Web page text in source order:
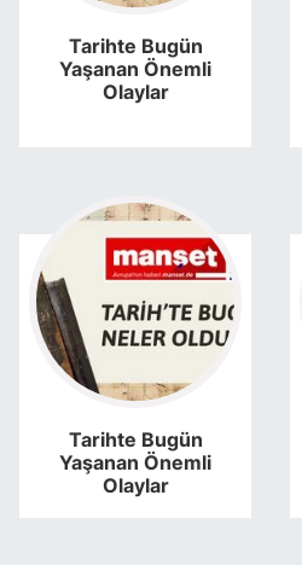
Tarihte Bugün
Yaşanan Önemli
Olaylar
Tarihte Bugün
Yaşanan Önemli
Olaylar
SİYASET
SAĞLIK